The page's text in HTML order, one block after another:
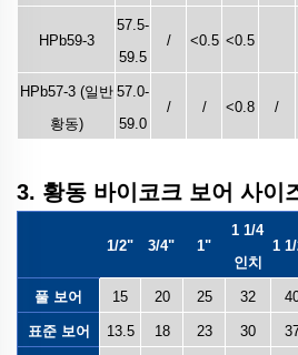
HPb59-3
57.5-
59.5
/ <0.5 <0.5
HPb57-3 (일반
황동)
57.0-
59.0
/ / <0.8 /
3. 황동 바이코크 보어 사이
1/2" 3/4" 1"
1 1/4
인치
1
풀 보어 15 20 25 32
표준 보어 13.5 18 23 30